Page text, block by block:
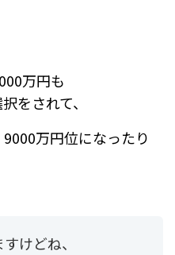
万円も
をされて、
万円位になったり
けどね、